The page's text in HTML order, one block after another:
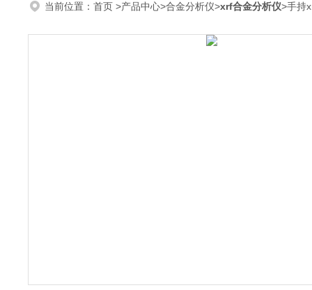
当前位置： 首页 >产品中心>合金分析仪>xrf合金分析仪>手持